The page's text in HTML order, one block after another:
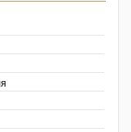
катастроф
ресурсы России